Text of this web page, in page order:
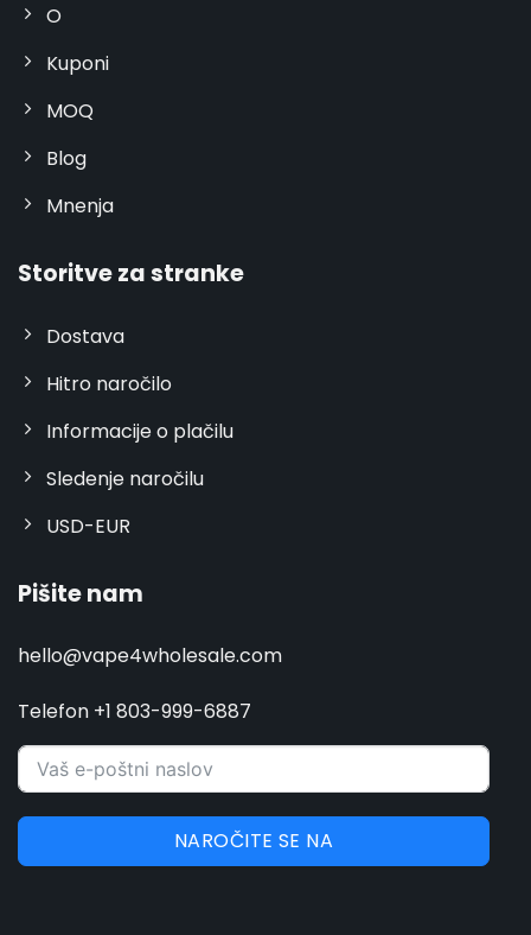
O
Kuponi
MOQ
Blog
Mnenja
Storitve za stranke
Dostava
Hitro naročilo
Informacije o plačilu
Sledenje naročilu
USD-EUR
Pišite nam
hello@vape4wholesale.com
Telefon +1 803-999-6887
NAROČITE SE NA